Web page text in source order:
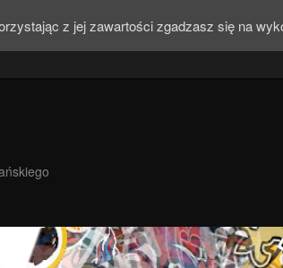
z jej zawartości zgadzasz się na